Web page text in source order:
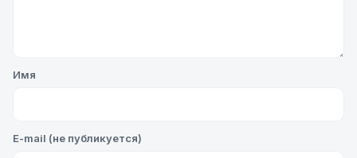
Имя
E-mail (не публикуется)